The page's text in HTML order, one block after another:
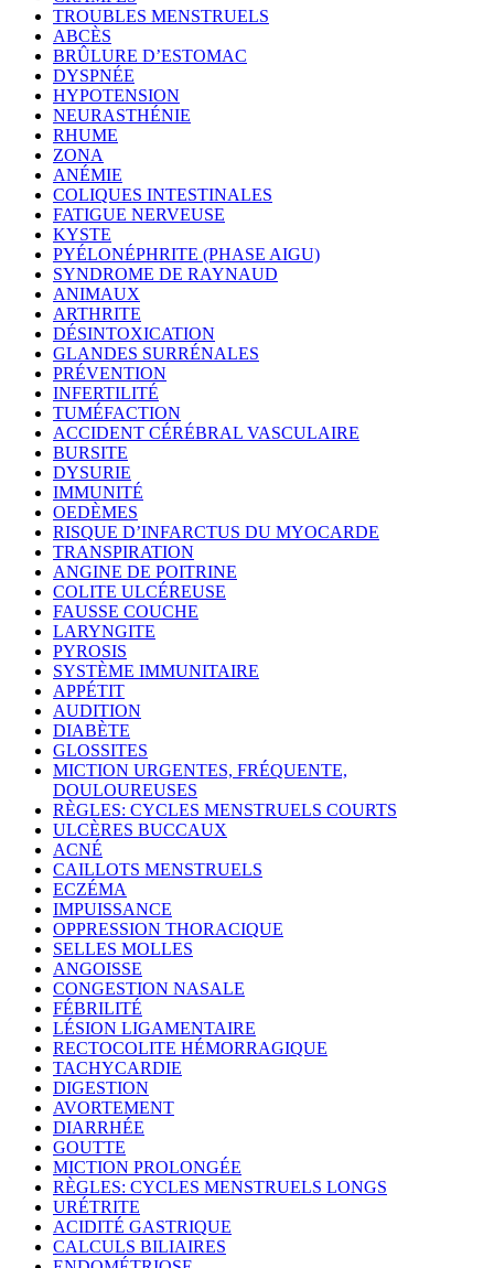
TROUBLES MENSTRUELS
ABCÈS
BRÛLURE D’ESTOMAC
DYSPNÉE
HYPOTENSION
NEURASTHÉNIE
RHUME
ZONA
ANÉMIE
COLIQUES INTESTINALES
FATIGUE NERVEUSE
KYSTE
PYÉLONÉPHRITE (PHASE AIGU)
SYNDROME DE RAYNAUD
ANIMAUX
ARTHRITE
DÉSINTOXICATION
GLANDES SURRÉNALES
PRÉVENTION
INFERTILITÉ
TUMÉFACTION
ACCIDENT CÉRÉBRAL VASCULAIRE
BURSITE
DYSURIE
IMMUNITÉ
OEDÈMES
RISQUE D’INFARCTUS DU MYOCARDE
TRANSPIRATION
ANGINE DE POITRINE
COLITE ULCÉREUSE
FAUSSE COUCHE
LARYNGITE
PYROSIS
SYSTÈME IMMUNITAIRE
APPÉTIT
AUDITION
DIABÈTE
GLOSSITES
MICTION URGENTES, FRÉQUENTE,
DOULOUREUSES
RÈGLES: CYCLES MENSTRUELS COURTS
ULCÈRES BUCCAUX
ACNÉ
CAILLOTS MENSTRUELS
ECZÉMA
IMPUISSANCE
OPPRESSION THORACIQUE
SELLES MOLLES
ANGOISSE
CONGESTION NASALE
FÉBRILITÉ
LÉSION LIGAMENTAIRE
RECTOCOLITE HÉMORRAGIQUE
TACHYCARDIE
DIGESTION
AVORTEMENT
DIARRHÉE
GOUTTE
MICTION PROLONGÉE
RÈGLES: CYCLES MENSTRUELS LONGS
URÉTRITE
ACIDITÉ GASTRIQUE
CALCULS BILIAIRES